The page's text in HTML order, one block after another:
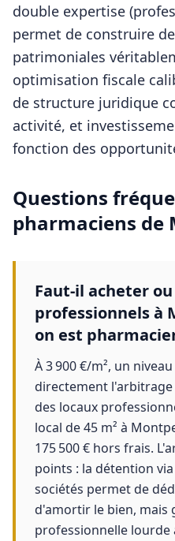
double expertise
permet de construire
patrimoniales
optimisation fiscale
de structure juridique
activité, et
fonction des
Questions
pharmaciens de
Faut-il acheter
professionnels à
on est
À 3 900 €/m², un
directement
des locaux
local de 45 m² à
175 500 € hors frais.
points : la détention
sociétés permet de
d'amortir le bien, mais
professionnelle lourde